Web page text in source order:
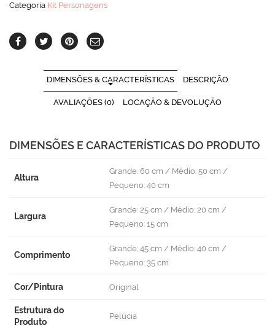
Categoria Kit Personagens
DIMENSÕES & CARACTERÍSTICAS DESCRIÇÃO
AVALIAÇÕES (0) LOCAÇÃO & DEVOLUÇÃO
DIMENSÕES E CARACTERÍSTICAS DO PRODUTO
Altura
Grande: 60 cm / Médio: 50 cm /
Pequeno: 40 cm
Largura
Grande: 25 cm / Médio: 20 cm /
Pequeno: 15 cm
Comprimento
Grande: 45 cm / Médio: 40 cm /
Pequeno: 35 cm
Cor/Pintura Original
Estrutura do
Produto
Pelúcia